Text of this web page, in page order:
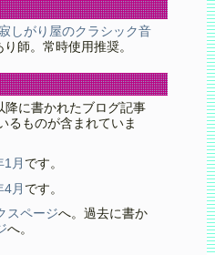
しがり屋のクラシック音
師。常時使用推奨。
降に書かれたブログ記事
るものが含まれていま
月 です。
4月 です。
スページへ。過去に書か
へ。